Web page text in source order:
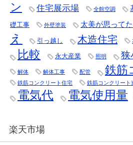
ン
住宅展示場 全館空調
礎工事 外壁塗装 太美が思って
え
引っ越し 木造住宅
比較 永大産業 照明 狭
解体 解体工事 配管 鉄筋
鉄筋コンクリート住宅 鉄筋コンクリート
電気代 電気使用量
楽天市場